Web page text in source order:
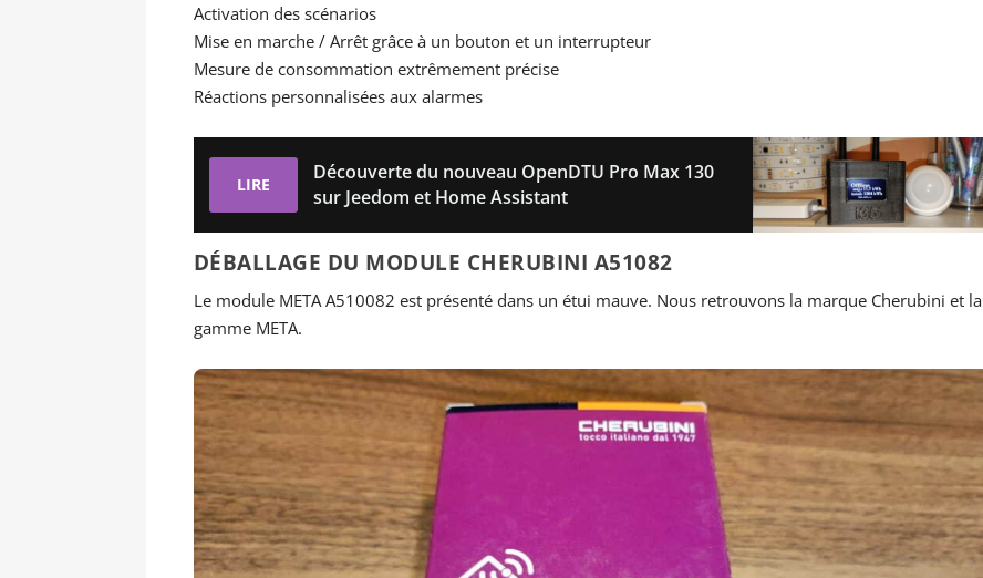
Activation des scénarios
Mise en marche / Arrêt grâce à un bouton et un interrupteur
Mesure de consommation extrêmement précise
Réactions personnalisées aux alarmes
LIRE
Découverte du nouveau OpenDTU Pro Max 130
sur Jeedom et Home Assistant
DÉBALLAGE DU MODULE CHERUBINI A51082
Le module META A510082 est présenté dans un étui mauve. Nous retrouvons la marque Cherubini et la
gamme META.